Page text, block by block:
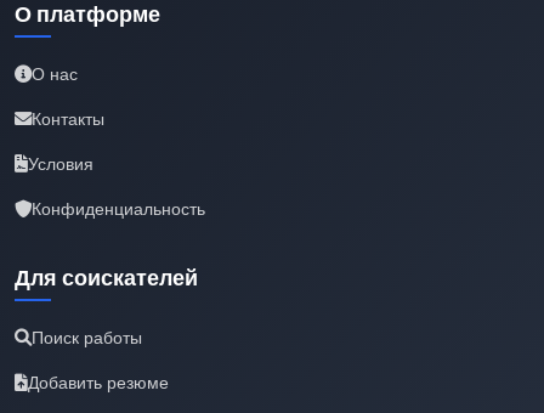
О платформе
О нас
Контакты
Условия
Конфиденциальность
Для соискателей
Поиск работы
Добавить резюме